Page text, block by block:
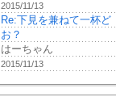
2015/11/13
Re:下見を兼ねて一杯ど
お？
はーちゃん
2015/11/13